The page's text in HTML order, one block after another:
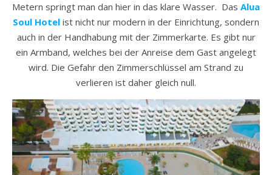
Metern springt man dan hier in das klare Wasser. Das Alua
Soul Hotel ist nicht nur modern in der Einrichtung, sondern
auch in der Handhabung mit der Zimmerkarte. Es gibt nur
ein Armband, welches bei der Anreise dem Gast angelegt
wird. Die Gefahr den Zimmerschlüssel am Strand zu
verlieren ist daher gleich null.